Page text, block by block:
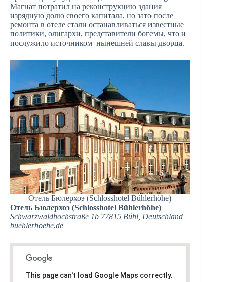
Магнат потратил на реконструкцию здания
изрядную долю своего капитала, но зато после
ремонта в отеле стали останавливаться известные
политики, олигархи, представители богемы, что и
послужило источником нынешней славы дворца.
Отель Бюлерхоэ (Schlosshotel Bühlerhöhe)
Отель Бюлерхоэ (Schlosshotel Bühlerhöhe)
Schwarzwaldhochstraße 1b 77815 Bühl, Deutschland
buehlerhoehe.de‎